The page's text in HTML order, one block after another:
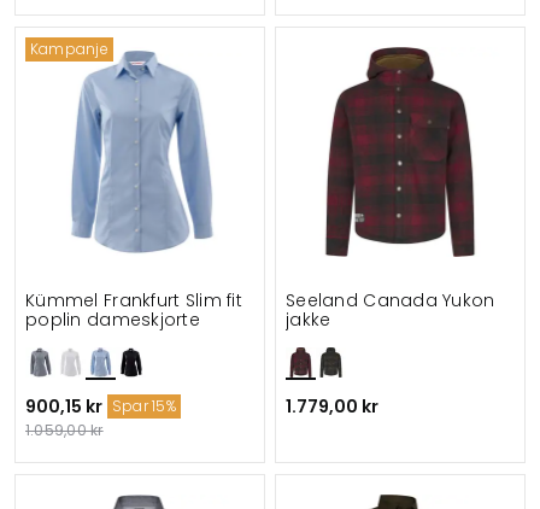
Kampanje
Kümmel Frankfurt Slim fit
poplin dameskjorte
900,15 kr Spar 15%
1.059,00 kr
Seeland Canada Yukon
jakke
1.779,00 kr